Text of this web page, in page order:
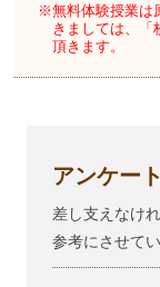
※無料体験授業は
きましては、「
頂きます。
アンケート
差し支えなけ
参考にさせて